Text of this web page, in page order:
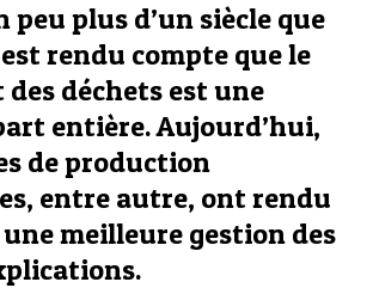
peu plus d’un siècle que
rendu compte que le
déchets est une
entière. Aujourd’hui,
de production
entre autre, ont rendu
meilleure gestion des